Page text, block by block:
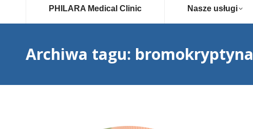
PHILARA Medical Clinic Nasze usługi
Archiwa tagu: bromokryptyna